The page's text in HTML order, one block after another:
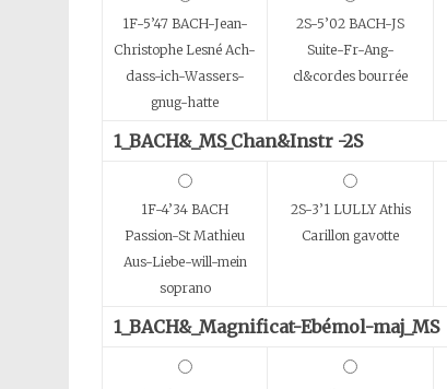
1F-5’47 BACH-Jean-
Christophe Lesné Ach-
dass-ich-Wassers-
gnug-hatte
2S-5’02 BACH-JS
Suite-Fr-Ang-
cl&cordes bourrée
1_BACH&_MS_Chan&Instr -2S
1F-4’34 BACH
Passion-St Mathieu
Aus-Liebe-will-mein
soprano
2S-3’1 LULLY Athis
Carillon gavotte
1_BACH&_Magnificat-Ebémol-maj_MS